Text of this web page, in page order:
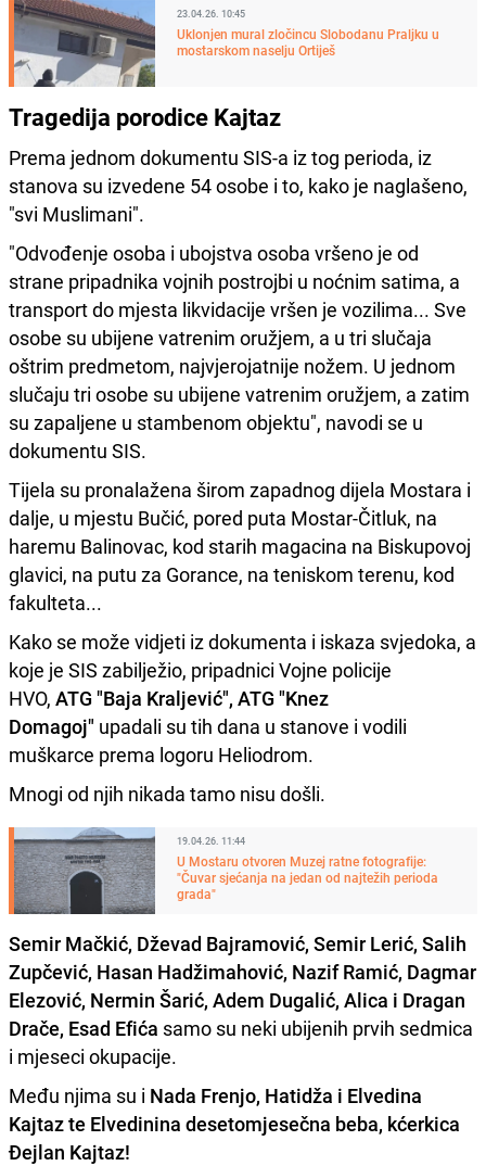
23.04.26. 10:45
Uklonjen mural zločincu Slobodanu Praljku u
mostarskom naselju Ortiješ
Tragedija porodice Kajtaz
Prema jednom dokumentu SIS-a iz tog perioda, iz
stanova su izvedene 54 osobe i to, kako je naglašeno,
"svi Muslimani".
"Odvođenje osoba i ubojstva osoba vršeno je od
strane pripadnika vojnih postrojbi u noćnim satima, a
transport do mjesta likvidacije vršen je vozilima... Sve
osobe su ubijene vatrenim oružjem, a u tri slučaja
oštrim predmetom, najvjerojatnije nožem. U jednom
slučaju tri osobe su ubijene vatrenim oružjem, a zatim
su zapaljene u stambenom objektu", navodi se u
dokumentu SIS.
Tijela su pronalažena širom zapadnog dijela Mostara i
dalje, u mjestu Bučić, pored puta Mostar-Čitluk, na
haremu Balinovac, kod starih magacina na Biskupovoj
glavici, na putu za Gorance, na teniskom terenu, kod
fakulteta...
Kako se može vidjeti iz dokumenta i iskaza svjedoka, a
koje je SIS zabilježio, pripadnici Vojne policije
HVO, ATG "Baja Kraljević", ATG "Knez
Domagoj" upadali su tih dana u stanove i vodili
muškarce prema logoru Heliodrom.
Mnogi od njih nikada tamo nisu došli.
19.04.26. 11:44
U Mostaru otvoren Muzej ratne fotografije:
"Čuvar sjećanja na jedan od najtežih perioda
grada"
Semir Mačkić, Dževad Bajramović, Semir Lerić, Salih
Zupčević, Hasan Hadžimahović, Nazif Ramić, Dagmar
Elezović, Nermin Šarić, Adem Dugalić, Alica i Dragan
Drače, Esad Efića samo su neki ubijenih prvih sedmica
i mjeseci okupacije.
Među njima su i Nada Frenjo, Hatidža i Elvedina
Kajtaz te Elvedinina desetomjesečna beba, kćerkica
Đejlan Kajtaz!